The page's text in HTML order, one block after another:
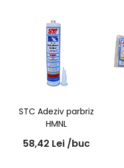
STC Adeziv parbriz
HMNL
58,42 Lei /buc